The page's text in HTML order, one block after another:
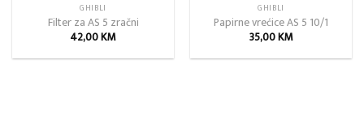
GHIBLI
Filter za AS 5 zračni
42,00KM
GHIBLI
Papirne vrećice AS 5 10/1
35,00KM